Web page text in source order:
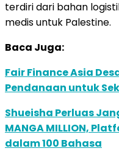
terdiri dari bahan
medis untuk Palestine.
Baca Juga:
Fair Finance Asia
Pendanaan untuk
Shueisha Perluas
MANGA MILLION,
dalam 100 Bahasa